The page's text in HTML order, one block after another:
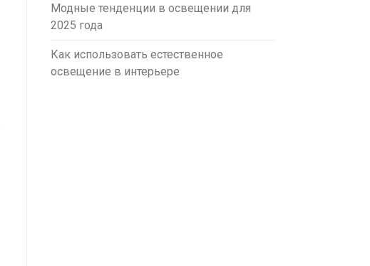
Модные тенденции в освещении для
2025 года
Как использовать естественное
освещение в интерьере